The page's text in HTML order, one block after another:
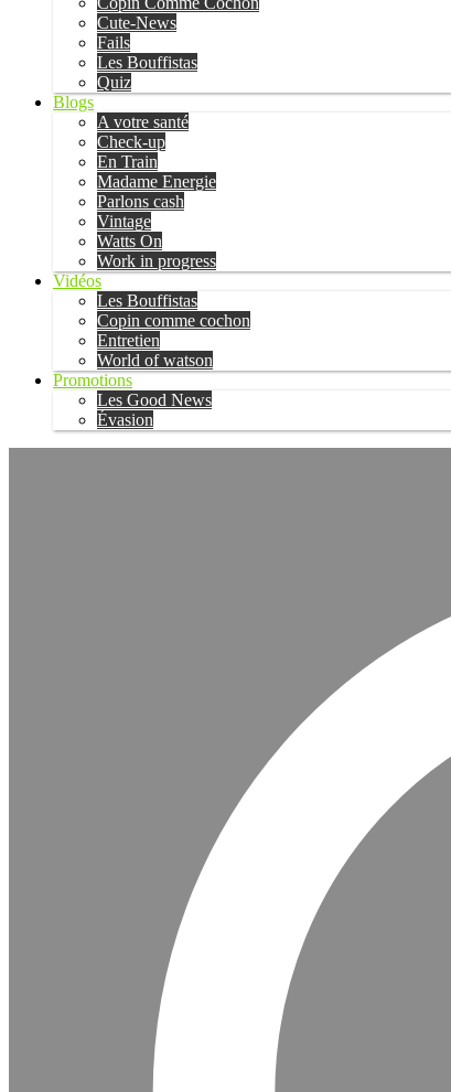
Cute-News
Fails
Les Bouffistas
Quiz
Blogs
A votre santé
Check-up
En Train
Madame Energie
Parlons cash
Vintage
Watts On
Work in progress
Vidéos
Les Bouffistas
Copin comme cochon
Entretien
World of watson
Promotions
Les Good News
Évasion